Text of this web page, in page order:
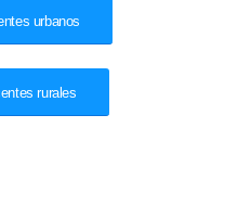
urbanos
rurales